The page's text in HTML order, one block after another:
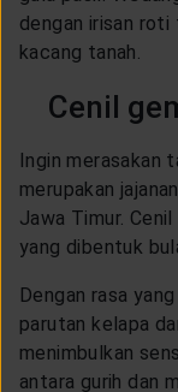
dengan irisan roti
kacang tanah.
Cenil
Ingin merasakan
merupakan
Jawa Timur.
yang dibentuk
Dengan rasa
parutan kelapa
menimbulkan
antara gurih dan